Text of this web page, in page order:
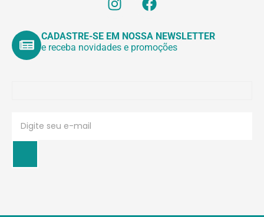
CADASTRE-SE EM NOSSA NEWSLETTER
e receba novidades e promoções